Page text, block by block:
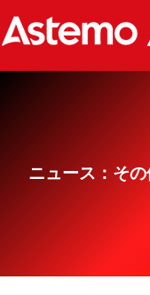
ニュース
グッズ
ニュース：そ